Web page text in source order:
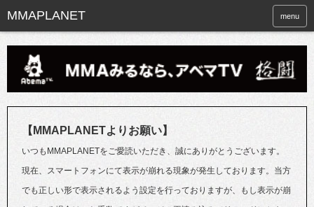
menu
【MMAPLANETよりお願い】
いつもMMAPLANETをご愛読いただき、誠にありがとうございます。
現在、スマートフォンにて表示が崩れる現象が発生しております。当方
でも正しい形で表示されるよう設定を行っておりますが、もし表示が崩